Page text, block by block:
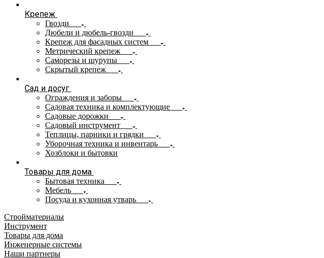
Крепеж
Гвозди
Дюбели и дюбель-гвозди
Крепеж для фасадных систем
Метрический крепеж
Саморезы и шурупы
Скрытый крепеж
Сад и досуг
Ограждения и заборы
Садовая техника и комплектующие
Садовые дорожки
Садовый инструмент
Теплицы, парники и грядки
Уборочная техника и инвентарь
Хозблоки и бытовки
Товары для дома
Бытовая техника
Мебель
Посуда и кухонная утварь
Стройматериалы
Инструмент
Товары для дома
Инженерные системы
Наши партнеры